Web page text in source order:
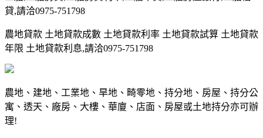
貸,請洽0975-751798
農地貸款 土地貸款成數 土地貸款利率 土地貸款試算 土地貸款
年限 土地貸款利息,請洽0975-751798
農地、建地、工業地、旱地、畸零地、持分地、房屋、持分公
寓、透天、廠房、大樓、華廈、店面、房屋或土地持分亦可辦
理!